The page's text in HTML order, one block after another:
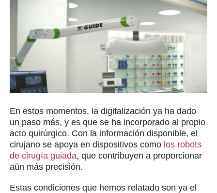
En estos momentos, la digitalización ya ha dado
un paso más, y es que se ha incorporado al propio
acto quirúrgico. Con la información disponible, el
cirujano se apoya en dispositivos como los robots
de cirugía guiada, que contribuyen a proporcionar
aún más precisión.
Estas condiciones que hemos relatado son ya el